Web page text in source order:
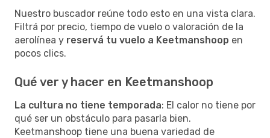
Nuestro buscador reúne todo esto en una vista clara.
Filtrá por precio, tiempo de vuelo o valoración de la
aerolínea y reservá tu vuelo a Keetmanshoop en
pocos clics.
Qué ver y hacer en Keetmanshoop
La cultura no tiene temporada: El calor no tiene por
qué ser un obstáculo para pasarla bien.
Keetmanshoop tiene una buena variedad de